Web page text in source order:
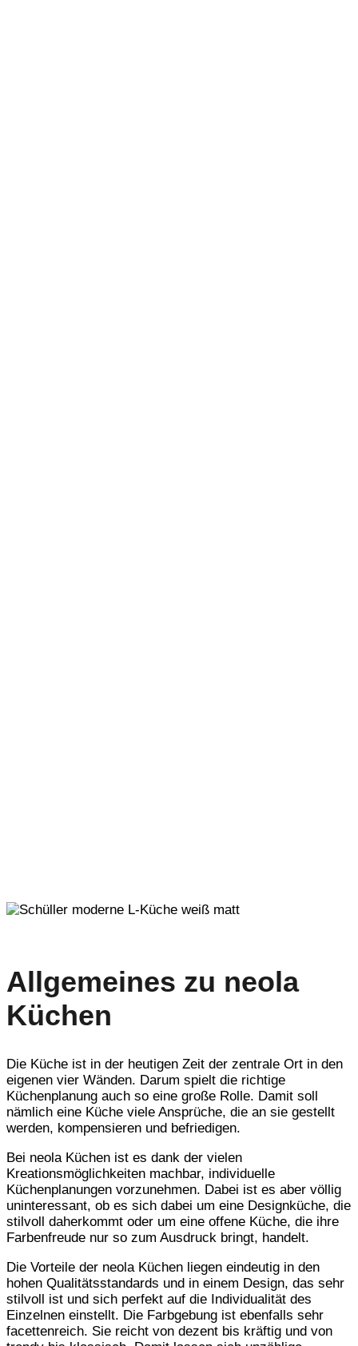
Allgemeines zu neola
Küchen
Die Küche ist in der heutigen Zeit der zentrale Ort in den
eigenen vier Wänden. Darum spielt die richtige
Küchenplanung auch so eine große Rolle. Damit soll
nämlich eine Küche viele Ansprüche, die an sie gestellt
werden, kompensieren und befriedigen.
Bei neola Küchen ist es dank der vielen
Kreationsmöglichkeiten machbar, individuelle
Küchenplanungen vorzunehmen. Dabei ist es aber völlig
uninteressant, ob es sich dabei um eine Designküche, die
stilvoll daherkommt oder um eine offene Küche, die ihre
Farbenfreude nur so zum Ausdruck bringt, handelt.
Die Vorteile der neola Küchen liegen eindeutig in den
hohen Qualitätsstandards und in einem Design, das sehr
stilvoll ist und sich perfekt auf die Individualität des
Einzelnen einstellt. Die Farbgebung ist ebenfalls sehr
facettenreich. Sie reicht von dezent bis kräftig und von